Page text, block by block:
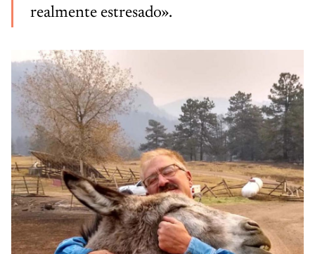
realmente estresado».